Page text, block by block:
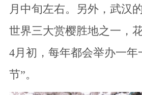
月中旬左右。另外，武汉的
世界三大赏樱胜地之一，
4月初，每年都会举办一年
节”。